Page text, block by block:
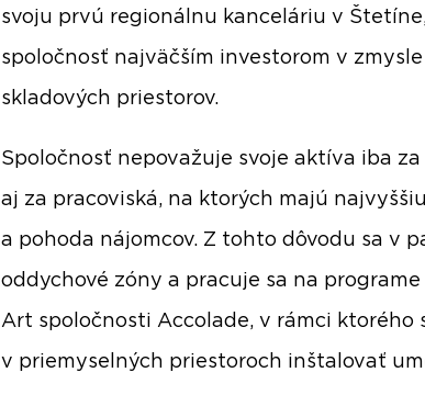
svoju prvú regionálnu kanceláriu v
spoločnosť najväčším investorom v
skladových priestorov.
Spoločnosť nepovažuje svoje aktíva iba
aj za pracoviská, na ktorých majú
a pohoda nájomcov. Z tohto dôvodu sa v
oddychové zóny a pracuje sa na programe
Art spoločnosti Accolade, v rámci ktorého
v priemyselných priestoroch inštalovať